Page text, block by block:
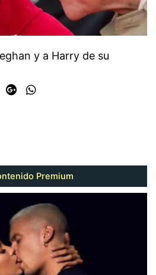
y a Harry de su
Premium